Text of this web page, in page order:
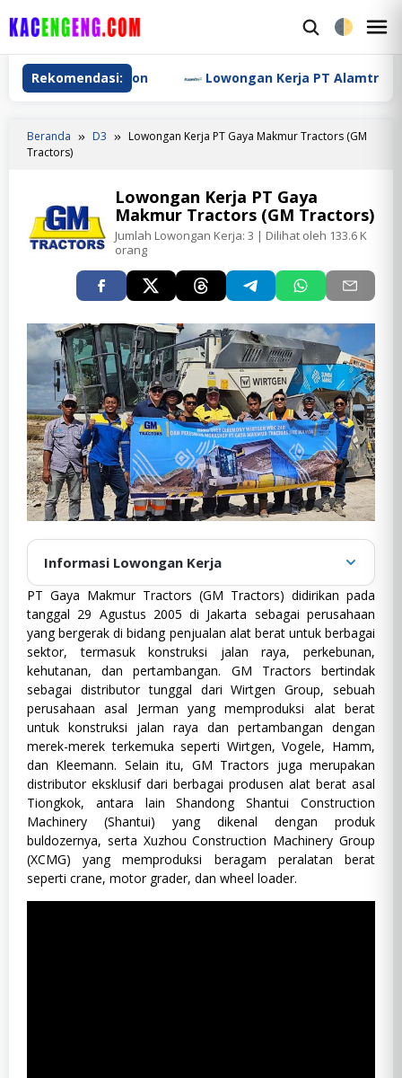
Rekomendasi: Lowongan Kerja PT Alamtri
Beranda D3
Lowongan Kerja PT Gaya Makmur Tractors (GM
Tractors)
Lowongan Kerja PT Gaya
Makmur Tractors (GM Tractors)
Jumlah Lowongan Kerja: 3 | Dilihat oleh 133.6 K
orang
Informasi Lowongan Kerja
Diposting oleh
admin
Tanggal publikasi
7 Oktober 2024
Kategori : D3,Full Time, Semua Jurusan,
SMA/SMK
SWASTAD3,
Time,
Semua
Jurusan,
SMA/SMK,
SWASTA
Lokasi : Banten
Jenis Pekerjaan
:
Full Time
Pendidikan
:
SMA/K, D3
Pengalaman
: 1 - 2 Tahun
PT Gaya Makmur Tractors (GM Tractors) didirikan pada
tanggal 29 Agustus 2005 di Jakarta sebagai perusahaan
yang bergerak di bidang penjualan alat berat untuk berbagai
sektor, termasuk konstruksi jalan raya, perkebunan,
kehutanan, dan pertambangan. GM Tractors bertindak
sebagai distributor tunggal dari Wirtgen Group, sebuah
perusahaan asal Jerman yang memproduksi alat berat
untuk konstruksi jalan raya dan pertambangan dengan
merek-merek terkemuka seperti Wirtgen, Vogele, Hamm,
dan Kleemann. Selain itu, GM Tractors juga merupakan
distributor eksklusif dari berbagai produsen alat berat asal
Tiongkok, antara lain Shandong Shantui Construction
Machinery (Shantui) yang dikenal dengan produk
buldozernya, serta Xuzhou Construction Machinery Group
(XCMG) yang memproduksi beragam peralatan berat
seperti crane, motor grader, dan wheel loader.